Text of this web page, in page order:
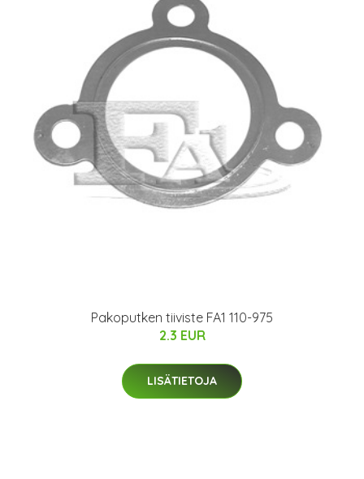
Pakoputken tiiviste FA1 110-975
2.3 EUR
LISÄTIETOJA